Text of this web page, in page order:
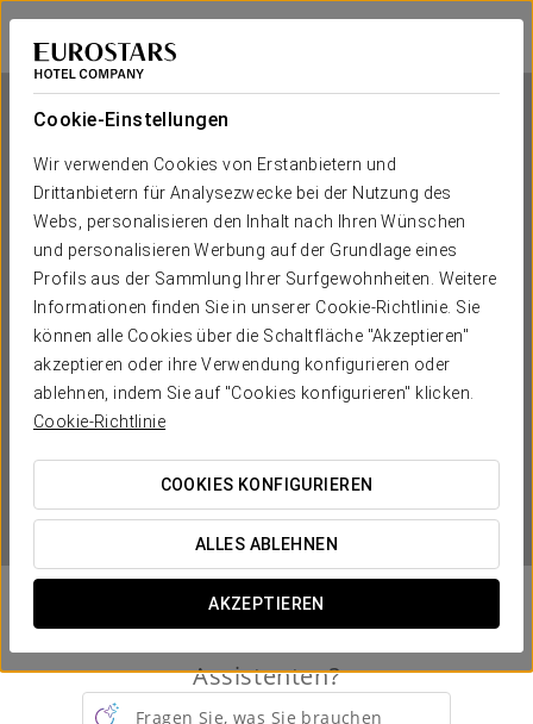
Cookie-Einstellungen
Wir verwenden Cookies von Erstanbietern und
Drittanbietern für Analysezwecke bei der Nutzung des
Webs, personalisieren den Inhalt nach Ihren Wünschen
und personalisieren Werbung auf der Grundlage eines
Profils aus der Sammlung Ihrer Surfgewohnheiten. Weitere
Informationen finden Sie in unserer Cookie-Richtlinie. Sie
können alle Cookies über die Schaltfläche "Akzeptieren"
akzeptieren oder ihre Verwendung konfigurieren oder
ablehnen, indem Sie auf "Cookies konfigurieren" klicken.
Cookie-Richtlinie
COOKIES KONFIGURIEREN
ALLES ABLEHNEN
AKZEPTIEREN
Eurostars Centrum Alicante
ALICANTE
Eurostars Centrum Alicante
ALICANTE
WANN MÖCHTEN SIE REISEN?
 
Assistenten?
Fragen Sie, was Sie brauchen